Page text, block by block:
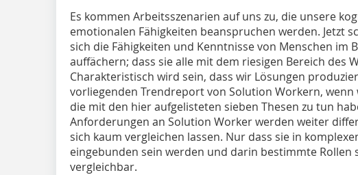
Es kommen Arbeitsszenarien auf uns zu, die unsere
emotionalen Fähigkeiten beanspruchen werden. Jetzt
sich die Fähigkeiten und Kenntnisse von Menschen im
auffächern; dass sie alle mit dem riesigen Bereich des
Charakteristisch wird sein, dass wir Lösungen
vorliegenden Trendreport von Solu­tion Workern,
die mit den hier aufgelisteten sieben Thesen zu tun
Anforderungen an Solution Worker werden weiter
sich kaum vergleichen lassen. Nur dass sie in
eingebunden sein werden und darin bestimmte Rollen
vergleichbar.